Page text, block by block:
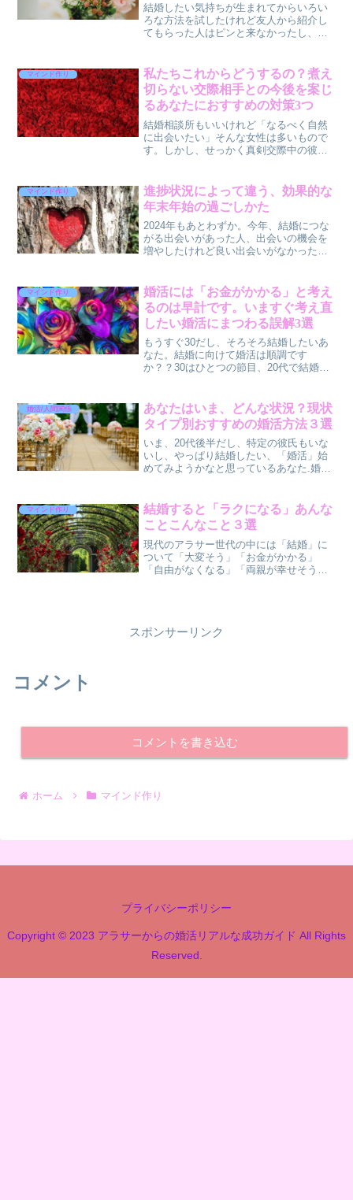
結婚したい気持ちが生まれてからいろい
ろな方法を試したけれど友人から紹介し
てもらった人はピンと来なかったし、婚
っていた彼氏とは浮気が原因でお別れし
た苦い思い出もあって今か...
マインド作り
私たちこれからどうするの？煮え
切らない交際相手との今後を案じ
るあなたにおすすめの対策3つ
結婚相談所もいいけれど「なるべく自然
に出会いたい」そんな女性は多いもので
す。しかし、せっかく真剣交際中の彼氏
つのに結婚の「け」の字も出てこない、
この先どうしたらいい？？...
マインド作り
進捗状況によって違う、効果的な
年末年始の過ごしかた
2024年もあとわずか。今年、結婚につな
がる出会いがあった人、出会いの機会を
増やしたけれど良い出会いがなかった
ぞれの思い描く結婚に向けて傾向と対策
をたてていることでしょ...
マインド作り
婚活には「お金がかかる」と考え
るのは早計です。いますぐ考え直
したい婚活にまつわる誤解3選
もうすぐ30だし、そろそろ結婚したいあ
なた。結婚に向けて婚活は順調です
か？？30はひとつの節目、20代で結婚す
ってきたことでしょう。結婚にあせりを
感じるけれどなかなか婚...
婚活/人間関係
あなたはいま、どんな状況？現状
タイプ別おすすめの婚活方法３選
いま、20代後半だし、特定の彼氏もいな
いし、やっぱり結婚したい、「婚活」始
めてみようかなと思っているあなた.婚活
らない仕事も忙しいけれど、そろそろ婚
活もしたい。。。時間...
マインド作り
結婚すると「ラクになる」あんな
ことこんなこと３選
現代のアラサー世代の中には「結婚」に
ついて「大変そう」「お金がかかる」
「自由がなくなる」「両親が幸せそうに
スポンサーリンク
コメント
コメントを書き込む
ホーム マインド作り
プライバシーポリシー
Copyright © 2023 アラサーからの婚活リアルな成功ガイド All Rights
Reserved.